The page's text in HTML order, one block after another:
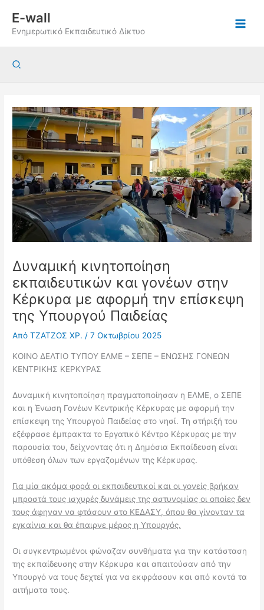
περιεχόμενο
E-wall
Ενημερωτικό Εκπαιδευτικό Δίκτυο
Αναζήτηση
Δυναμική κινητοποίηση
εκπαιδευτικών και γονέων στην
Κέρκυρα με αφορμή την επίσκεψη
της Υπουργού Παιδείας
ΑπόΤΖΑΤΖΟΣ ΧΡ./7 Οκτωβρίου 2025
ΚΟΙΝΟ ΔΕΛΤΙΟ ΤΥΠΟΥ ΕΛΜΕ – ΣΕΠΕ – ΕΝΩΣΗΣ ΓΟΝΕΩΝ
ΚΕΝΤΡΙΚΗΣ ΚΕΡΚΥΡΑΣ
Δυναμική κινητοποίηση πραγματοποίησαν η ΕΛΜΕ, ο ΣΕΠΕ
και η Ένωση Γονέων Κεντρικής Κέρκυρας με αφορμή την
επίσκεψη της Υπουργού Παιδείας στο νησί. Τη στήριξή του
εξέφρασε έμπρακτα το Εργατικό Κέντρο Κέρκυρας με την
παρουσία του, δείχνοντας ότι η Δημόσια Εκπαίδευση είναι
υπόθεση όλων των εργαζομένων της Κέρκυρας.
Για μία ακόμα φορά οι εκπαιδευτικοί και οι γονείς βρήκαν
μπροστά τους ισχυρές δυνάμεις της αστυνομίας οι οποίες δεν
τους άφηναν να φτάσουν στο ΚΕΔΑΣΥ, όπου θα γίνονταν τα
εγκαίνια και θα έπαιρνε μέρος η Υπουργός.
Οι συγκεντρωμένοι φώναζαν συνθήματα για την κατάσταση
της εκπαίδευσης στην Κέρκυρα και απαιτούσαν από την
Υπουργό να τους δεχτεί για να εκφράσουν και από κοντά τα
αιτήματα τους.